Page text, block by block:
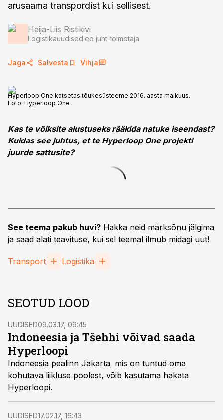
arusaama transpordist kui sellisest.
Heija-Liis Ristikivi
Logistikauudised.ee juht-toimetaja
Jaga Salvesta Vihja
Hyperloop One katsetas tõukesüsteeme 2016. aasta maikuus.
Foto: Hyperloop One
Kas te võiksite alustuseks rääkida natuke iseendast?
Kuidas see juhtus, et te Hyperloop One projekti
juurde sattusite?
See teema pakub huvi? Hakka neid märksõnu jälgima
ja saad alati teavituse, kui sel teemal ilmub midagi uut!
Transport Logistika
SEOTUD LOOD
UUDISED09.03.17, 09:45
Indoneesia ja Tšehhi võivad saada
Hyperloopi
Indoneesia pealinn Jakarta, mis on tuntud oma
kohutava liikluse poolest, võib kasutama hakata
Hyperloopi.
UUDISED17.02.17, 16:43